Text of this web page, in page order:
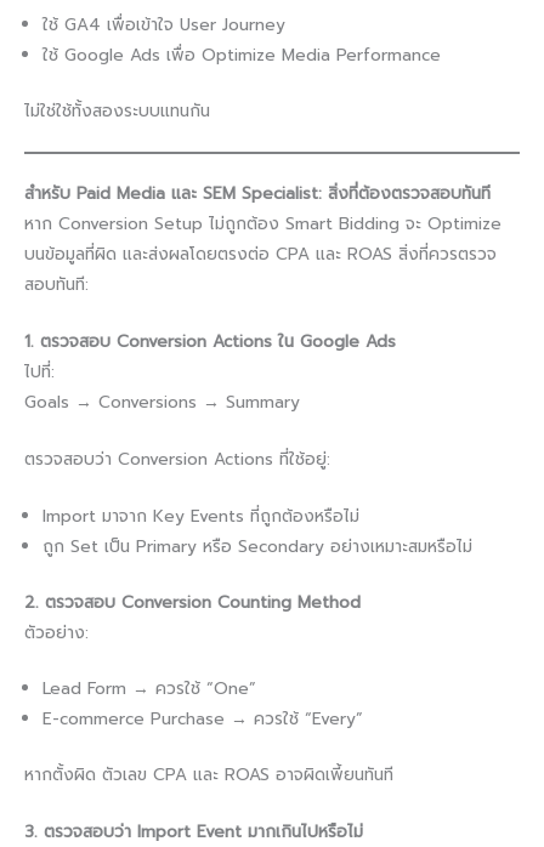
ใช้ GA4 เพื่อเข้าใจ User Journey
ใช้ Google Ads เพื่อ Optimize Media Performance
ไม่ใช่ใช้ทั้งสองระบบแทนกัน
สำหรับ Paid Media และ SEM Specialist: สิ่งที่ต้องตรวจสอบทันที
หาก Conversion Setup ไม่ถูกต้อง Smart Bidding จะ Optimize
บนข้อมูลที่ผิด และส่งผลโดยตรงต่อ CPA และ ROAS สิ่งที่ควรตรวจ
สอบทันที:
1. ตรวจสอบ Conversion Actions ใน Google Ads
ไปที่:
Goals → Conversions → Summary
ตรวจสอบว่า Conversion Actions ที่ใช้อยู่:
Import มาจาก Key Events ที่ถูกต้องหรือไม่
ถูก Set เป็น Primary หรือ Secondary อย่างเหมาะสมหรือไม่
2. ตรวจสอบ Conversion Counting Method
ตัวอย่าง:
Lead Form → ควรใช้ “One”
E-commerce Purchase → ควรใช้ “Every”
หากตั้งผิด ตัวเลข CPA และ ROAS อาจผิดเพี้ยนทันที
3. ตรวจสอบว่า Import Event มากเกินไปหรือไม่